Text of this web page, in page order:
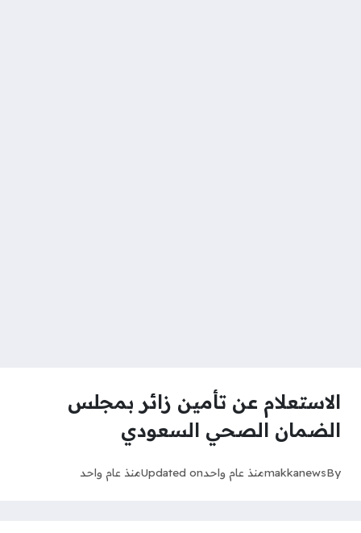
الاستعلام عن تأمين زائر بمجلس
الضمان الصحي السعودي
By
makkanewsمنذ عام واحدUpdated onمنذ عام واحد